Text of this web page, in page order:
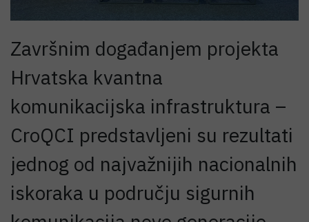
Završnim događanjem projekta
Hrvatska kvantna
komunikacijska infrastruktura –
CroQCI predstavljeni su rezultati
jednog od najvažnijih nacionalnih
iskoraka u području sigurnih